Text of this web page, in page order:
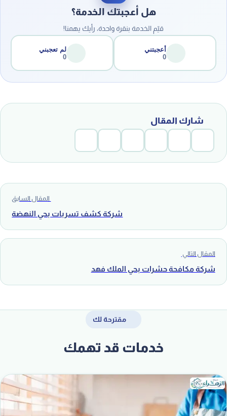
هل أعجبتك الخدمة؟
قيّم الخدمة بنقرة واحدة، رأيك يهمنا!
أعجبتني
0
لم تعجبني
0
شارك المقال
المقال السابق
شركة كشف تسربات بحي النهضة
المقال التالي
شركة مكافحة حشرات بحي الملك فهد
مقترحة لك
خدمات قد تهمك